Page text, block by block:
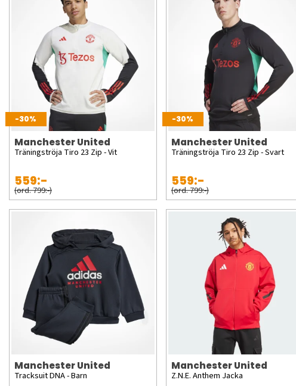
-30%
Manchester United
Träningströja Tiro 23 Zip - Vit
559:-
(ord. 799:-)
-30%
Manchester United
Träningströja Tiro 23 Zip - Svart
559:-
(ord. 799:-)
Manchester United
Tracksuit DNA - Barn
Manchester United
Z.N.E. Anthem Jacka